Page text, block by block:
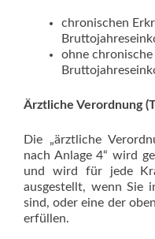
chronischen
ohne
Ärztliche Verordnung
Die „ärztliche
nach Anlage 4“ wird
und wird für jede
ausgestellt, wenn Sie
sind, oder eine der
erfüllen.